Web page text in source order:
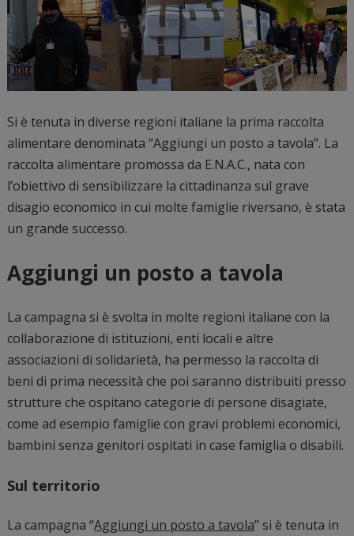
Si è tenuta in diverse regioni italiane la prima raccolta
alimentare denominata “Aggiungi un posto a tavola”. La
raccolta alimentare promossa da E.N.A.C., nata con
l’obiettivo di sensibilizzare la cittadinanza sul grave
disagio economico in cui molte famiglie riversano, è stata
un grande successo.
Aggiungi un posto a tavola
La campagna si è svolta in molte regioni italiane con la
collaborazione di istituzioni, enti locali e altre
associazioni di solidarietà, ha permesso la raccolta di
beni di prima necessità che poi saranno distribuiti presso
strutture che ospitano categorie di persone disagiate,
come ad esempio famiglie con gravi problemi economici,
bambini senza genitori ospitati in case famiglia o disabili.
Sul territorio
La campagna “Aggiungi un posto a tavola” si è tenuta in